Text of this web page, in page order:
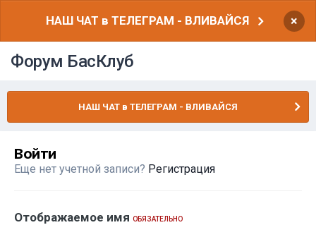
НАШ ЧАТ в ТЕЛЕГРАМ - ВЛИВАЙСЯ ×
Форум БасКлуб
НАШ ЧАТ в ТЕЛЕГРАМ - ВЛИВАЙСЯ
Войти
Еще нет учетной записи? Регистрация
Отображаемое имя ОБЯЗАТЕЛЬНО